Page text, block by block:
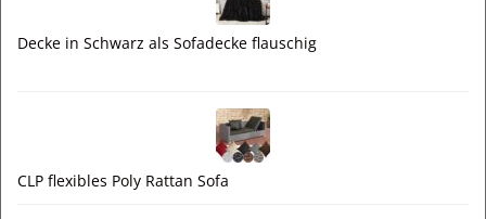
Decke in Schwarz als Sofadecke flauschig
CLP flexibles Poly Rattan Sofa